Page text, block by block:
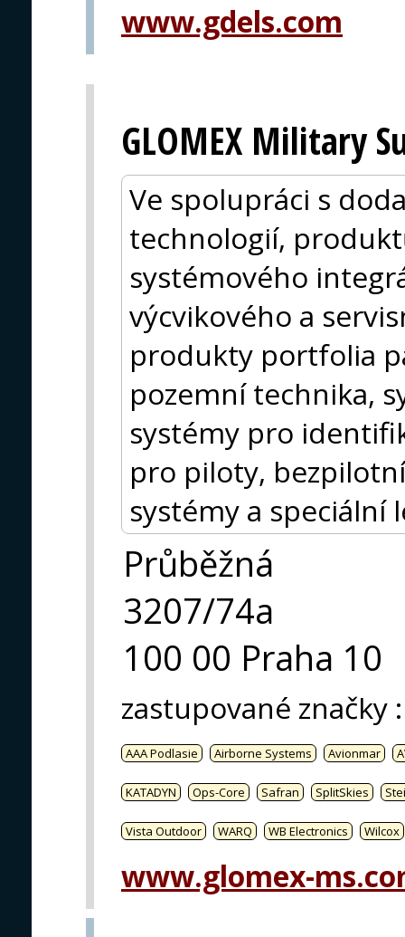
www.gdels.com
GLOMEX Military
Ve spolupráci s
technologií,
systémového
výcvikového a
produkty portfolia
pozemní technika,
systémy pro
pro piloty,
systémy a speciální
Průběžná
3207/74a
100 00 Praha 10
zastupované značky :
AAA Podlasie Airborne Systems Avionmar
KATADYN Ops-Core Safran SplitSkies
Vista Outdoor WARQ WB Electronics Wilcox
www.glomex-